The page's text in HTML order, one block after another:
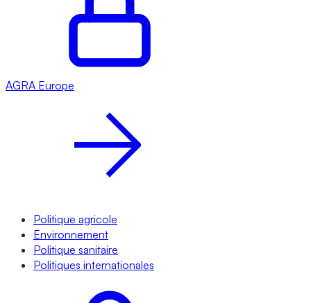
AGRA Europe
Politique agricole
Environnement
Politique sanitaire
Politiques internationales